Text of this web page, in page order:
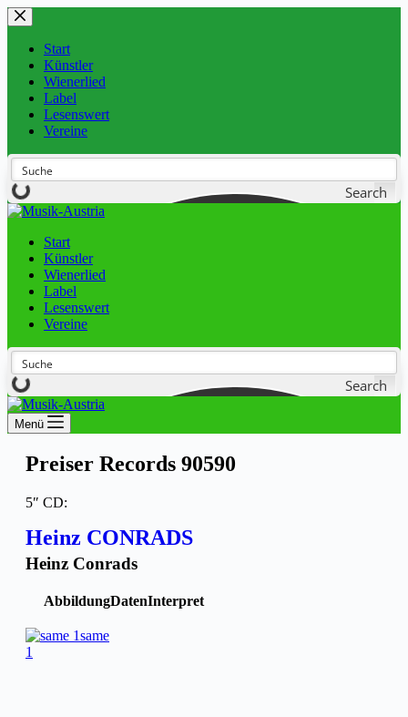
Start
Künstler
Wienerlied
Label
Lesenswert
Vereine
Search
Start
Künstler
Wienerlied
Label
Lesenswert
Vereine
Search
Menü
Preiser Records 90590
5″ CD:
Heinz CONRADS
Heinz Conrads
AbbildungDatenInterpret
same
1